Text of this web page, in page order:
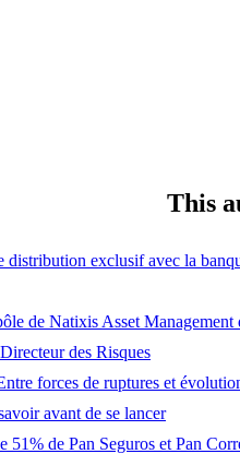
This
distribution exclusif avec la
de Natixis Asset Management
des Risques
forces de ruptures et
avant de se lancer
51% de Pan Seguros et Pan